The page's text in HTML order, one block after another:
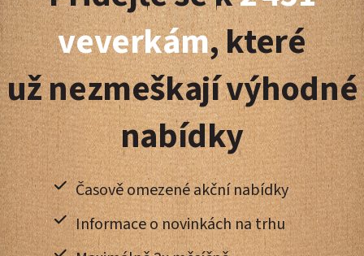
a
t
í
veverkám, které
už nezmeškají výhodné
nabídky
Časově omezené akční nabídky
Informace o novinkách na trhu